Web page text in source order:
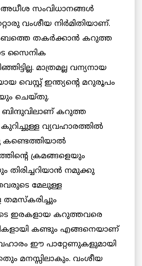
സംവിധാനങ്ങള്‍
വംശീയ നിര്‍മിതിയാണ്.
തകര്‍ക്കാന്‍ കറുത്ത
സൈനിക
മാത്രമല്ല വന്യനായ
വെസ്റ്റ് ഇന്ത്യന്റെ മറുരൂപം
ചെയ്തു.
കറുത്ത
കുറിച്ചുള്ള വ്യവഹാരത്തില്‍
ക്രമങ്ങളെയും
തിരിച്ചറിയാന്‍ നമുക്കു
മേലുള്ള
ഇരകളായ കറുത്തവരെ
കണ്ടും എങ്ങനെയാണ്
ഈ പാറ്റേണുകളുമായി
മനസ്സിലാകും. വംശീയ